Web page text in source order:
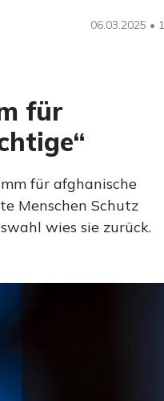
06.03.2025 •
für
für afghanische
Menschen Schutz
wies sie zurück.